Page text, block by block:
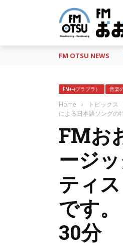
FM OTSU NEWS
FM++(プラプラ） 音楽
Home › トピックス
による日本語ソング
FMお
ージ
ティ
です
30分